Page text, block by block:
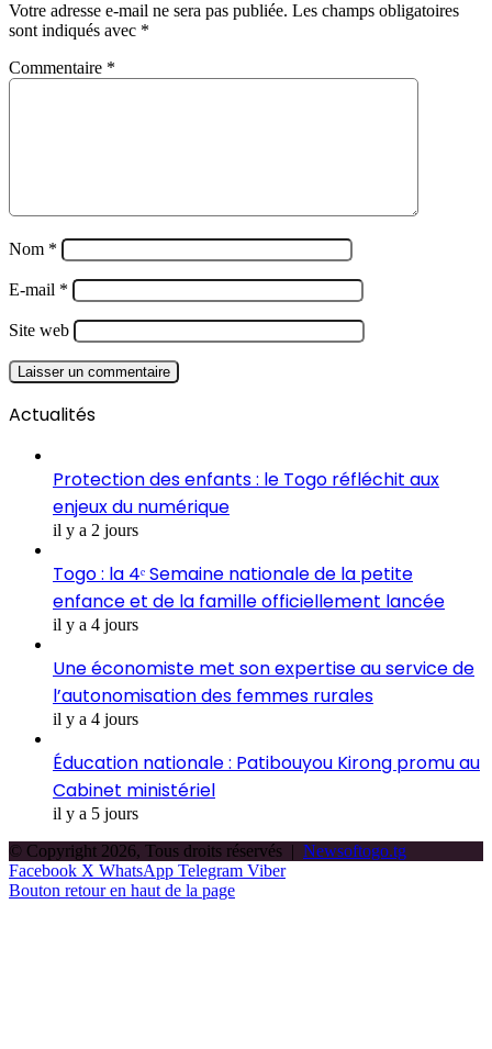
Votre adresse e-mail ne sera pas publiée. Les champs obligatoires
sont indiqués avec *
Commentaire *
Nom *
E-mail *
Site web
Actualités
Protection des enfants : le Togo réfléchit aux
enjeux du numérique
il y a 2 jours
Togo : la 4ᵉ Semaine nationale de la petite
enfance et de la famille officiellement lancée
il y a 4 jours
Une économiste met son expertise au service de
l’autonomisation des femmes rurales
il y a 4 jours
Éducation nationale : Patibouyou Kirong promu au
Cabinet ministériel
il y a 5 jours
© Copyright 2026, Tous droits réservés | Newsoftogo.tg
Facebook X WhatsApp Telegram Viber
Bouton retour en haut de la page